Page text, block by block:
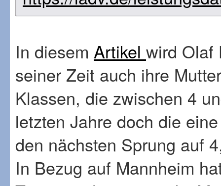
In diesem Artikel wird Olaf
seiner Zeit auch ihre
Klassen, die zwischen 4
letzten Jahre doch die
den nächsten Sprung auf
In Bezug auf Mannheim